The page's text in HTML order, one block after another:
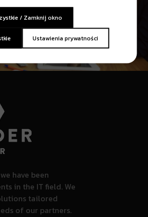
have been
in the IT field. We
tailored
of our partners.
/ Zamknij okno
Ustawienia prywatności